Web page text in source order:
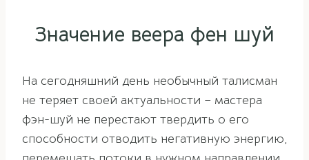
Значение веера фен шуй
На сегодняшний день необычный талисман
не теряет своей актуальности – мастера
фэн-шуй не перестают твердить о его
способности отводить негативную энергию,